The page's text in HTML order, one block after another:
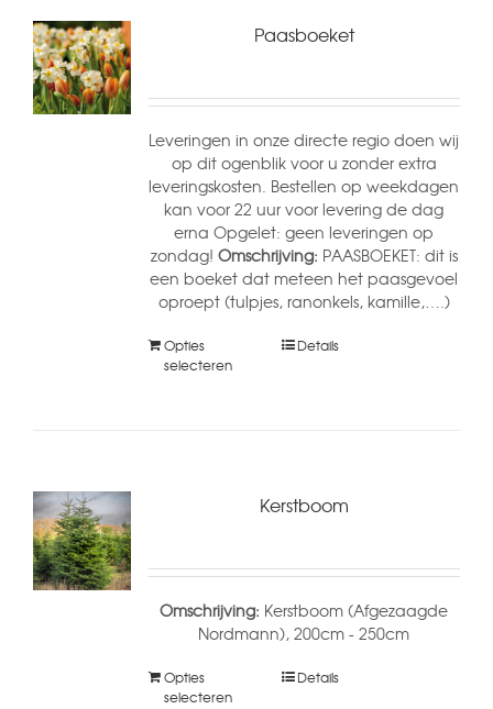
Paasboeket
Leveringen in onze directe regio doen wij
op dit ogenblik voor u zonder extra
leveringskosten. Bestellen op weekdagen
kan voor 22 uur voor levering de dag
erna Opgelet: geen leveringen op
zondag! Omschrijving: PAASBOEKET: dit is
een boeket dat meteen het paasgevoel
oproept (tulpjes, ranonkels, kamille,….)
Opties
selecteren
Details
Kerstboom
Omschrijving: Kerstboom (Afgezaagde
Nordmann), 200cm - 250cm
Opties
selecteren
Details